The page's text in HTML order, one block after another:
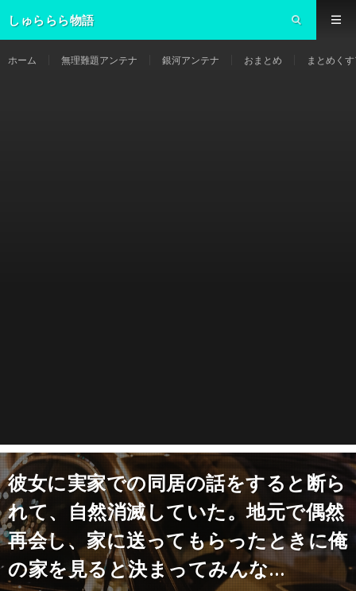
しゅららら物語
ホーム 無理難題アンテナ 銀河アンテナ おまとめ まとめく
彼女に実家での同居の話をすると断ら
れて、自然消滅していた。地元で偶然
再会し、家に送ってもらったときに俺
の家を見ると決まってみんな…